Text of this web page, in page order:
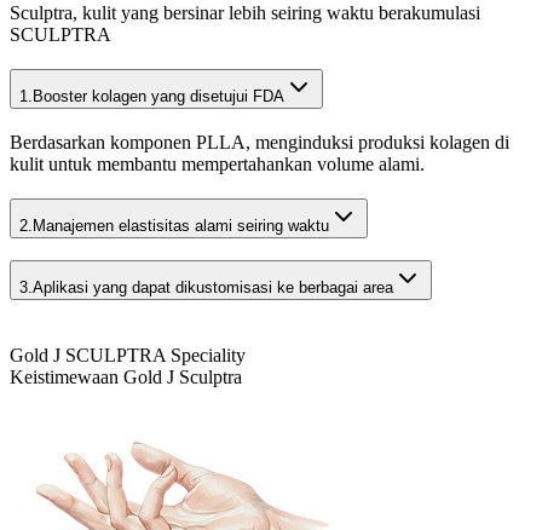
Sculptra, kulit yang bersinar lebih seiring waktu berakumulasi
SCULPTRA
1. Booster kolagen yang disetujui FDA
Berdasarkan komponen PLLA, menginduksi produksi kolagen di
kulit untuk membantu mempertahankan volume alami.
2. Manajemen elastisitas alami seiring waktu
3.Aplikasi yang dapat dikustomisasi ke berbagai area
Gold J SCULPTRA Speciality
Keistimewaan Gold J Sculptra